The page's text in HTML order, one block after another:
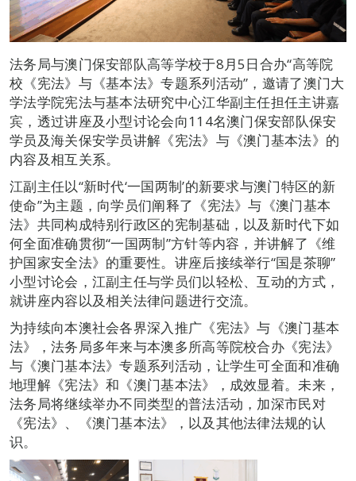
法务局与澳门保安部队高等学校于8月5日合办“高等院
校《宪法》与《基本法》专题系列活动”，邀请了澳门大
学法学院宪法与基本法研究中心江华副主任担任主讲嘉
宾，透过讲座及小型讨论会向114名澳门保安部队保安
学员及海关保安学员讲解《宪法》与《澳门基本法》的
内容及相互关系。
江副主任以“新时代‘一国两制’的新要求与澳门特区的新
使命”为主题，向学员们阐释了《宪法》与《澳门基本
法》共同构成特别行政区的宪制基础，以及新时代下如
何全面准确贯彻“一国两制”方针等内容，并讲解了《维
护国家安全法》的重要性。讲座后接续举行“国是茶聊”
小型讨论会，江副主任与学员们以轻松、互动的方式，
就讲座内容以及相关法律问题进行交流。
为持续向本澳社会各界深入推广《宪法》与《澳门基本
法》，法务局多年来与本澳多所高等院校合办《宪法》
与《澳门基本法》专题系列活动，让学生可全面和准确
地理解《宪法》和《澳门基本法》，成效显着。未来，
法务局将继续举办不同类型的普法活动，加深市民对
《宪法》、《澳门基本法》，以及其他法律法规的认
识。